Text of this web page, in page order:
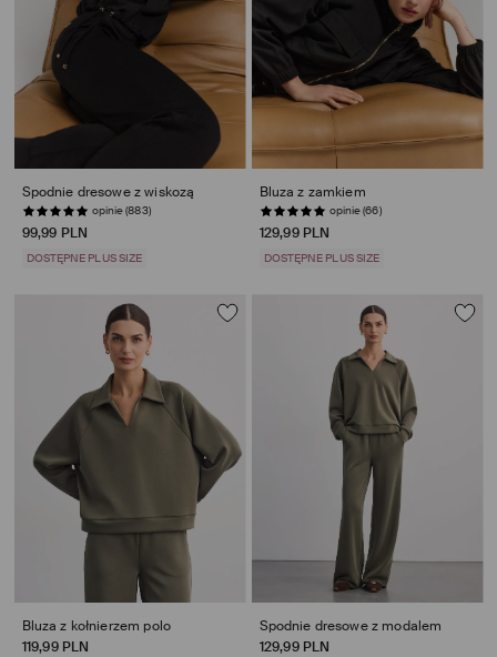
Spodnie dresowe z wiskozą
opinie (883)
99,99 PLN
DOSTĘPNE PLUS SIZE
Bluza z zamkiem
opinie (66)
129,99 PLN
DOSTĘPNE PLUS SIZE
Bluza z kołnierzem polo
119,99 PLN
Spodnie dresowe z modalem
129,99 PLN